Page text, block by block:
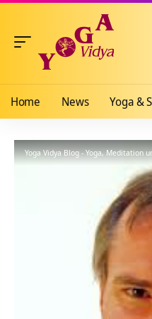
Home News Yoga &
Yoga Vidya Blog - Yoga, Meditation